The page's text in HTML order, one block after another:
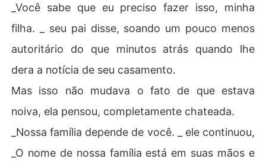
_Você sabe que eu preciso fazer isso, minha
filha. _ seu pai disse, soando um pouco menos
autoritário do que minutos atrás quando lhe
dera a notícia de seu casamento.
Mas isso não mudava o fato de que estava
noiva, ela pensou, completamente chateada.
_Nossa família depende de você. _ ele continuou,
_O nome de nossa família está em suas mãos e